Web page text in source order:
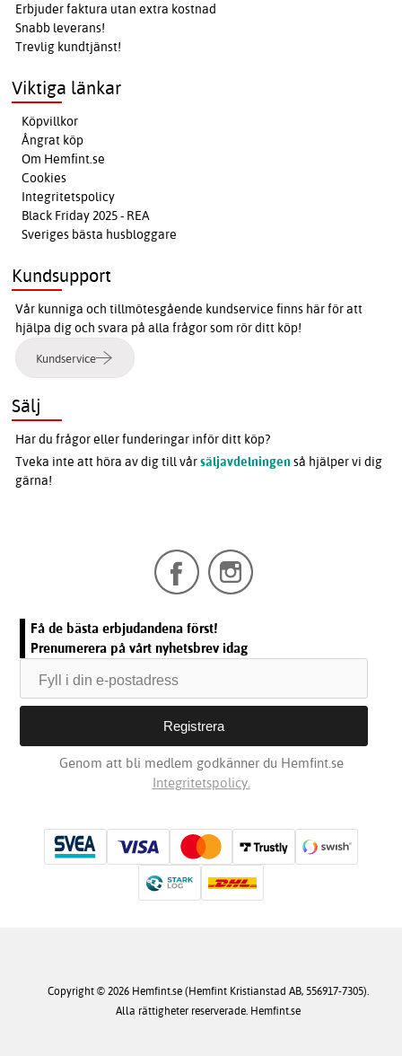
Erbjuder faktura utan extra kostnad
Snabb leverans!
Trevlig kundtjänst!
Viktiga länkar
Köpvillkor
Ångrat köp
Om Hemfint.se
Cookies
Integritetspolicy
Black Friday 2025 - REA
Sveriges bästa husbloggare
Kundsupport
Vår kunniga och tillmötesgående kundservice finns här för att
hjälpa dig och svara på alla frågor som rör ditt köp!
Kundservice
Sälj
Har du frågor eller funderingar inför ditt köp?
Tveka inte att höra av dig till vårsäljavdelningen så hjälper vi dig
gärna!
Få de bästa erbjudandena först!
Prenumerera på vårt nyhetsbrev idag
Genom att bli medlem godkänner du Hemfint.se
Integritetspolicy.
Copyright © 2026 Hemfint.se (Hemfint Kristianstad AB, 556917-7305).
Alla rättigheter reserverade. Hemfint.se